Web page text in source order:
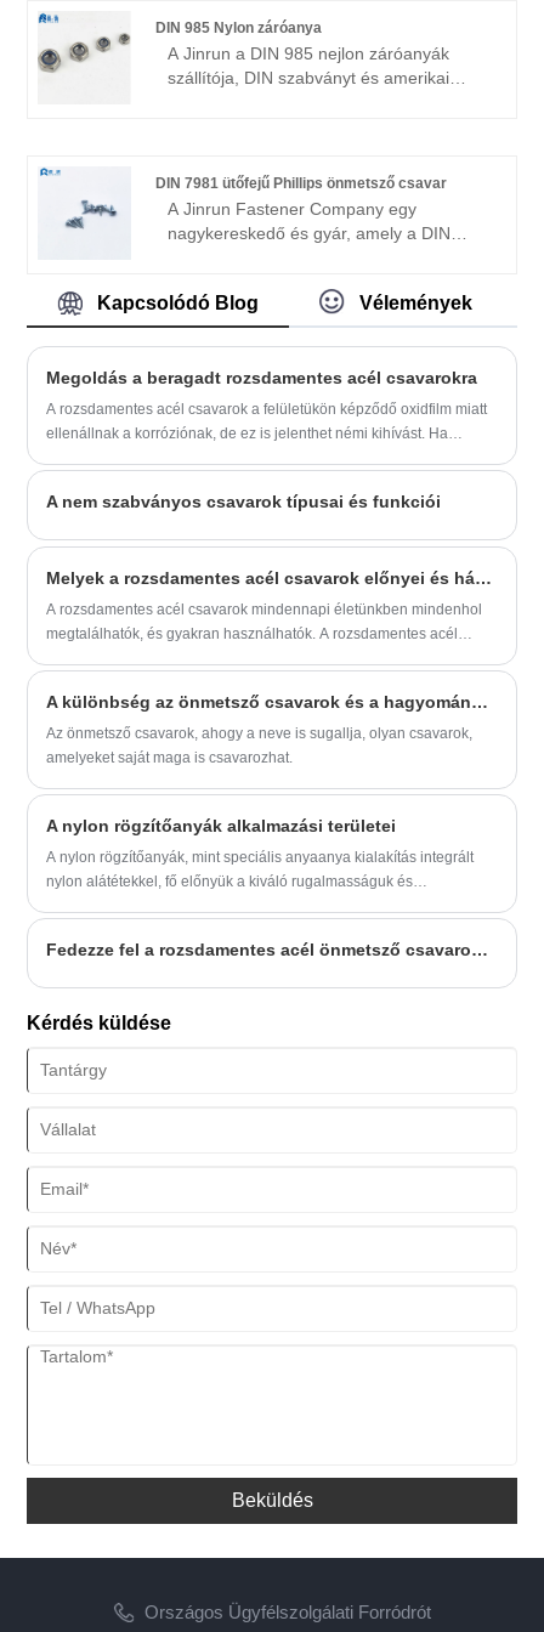
az ISO9001 gyártási és irányítási
minőségirányítási rendszerrel, hogy
biztosítsa hogy az egyes termékek
minősége és teljesítménye elérje a
országba és régióba is exportálják, és az
ügyfelek mélyen megbíznak és dicsérik
őket.
DIN 985 Nylon záróanya
A Jinrun a DIN 985 nejlon záróanyák
szállítója, DIN szabványt és amerikai
DIN 7981 ütőfejű Phillips önmetsző csavar
A Jinrun Fastener Company egy
nagykereskedő és gyár, amely a DIN
vállalat dinamikus szakembergárdával
rendelkezik, akik mindig elkötelezettek a
vevők kiváló minőség és megbízhatóság
iránti változó igényeire. Legyen szó
bonyolult terméktervezésről,
folyamatokról, a kivételes rögzítési
megoldásokra való töretlen
megoldások preferált szállítójává tesz
bennünket.
Kapcsolódó Blog Vélemények
Megoldás a beragadt rozsdamentes acél csavarokra
A rozsdamentes acél csavarok a felületükön képződő oxidfilm miatt
ellenállnak a korróziónak, de ez is jelenthet némi kihívást. Ha
helyzetben a következő megoldásokat próbálhatjuk ki:
A nem szabványos csavarok típusai és funkciói
Melyek a rozsdamentes acél csavarok előnyei és hátrányai?
A rozsdamentes acél csavarok mindennapi életünkben mindenhol
megtalálhatók, és gyakran használhatók. A rozsdamentes acél
A különbség az önmetsző csavarok és a hagyományos csavarok között
Az önmetsző csavarok, ahogy a neve is sugallja, olyan csavarok,
amelyeket saját maga is csavarozhat.
A nylon rögzítőanyák alkalmazási területei
A nylon rögzítőanyák, mint speciális anyaanya kialakítás integrált
nylon alátétekkel, fő előnyük a kiváló rugalmasságuk és
mérsékelt nyomást generál az érintkezési felületen, ami az anya Fedezze fel a rozsdamentes acél önmetsző csavarok jellemzőit
Kérdés küldése
Beküldés
Országos Ügyfélszolgálati Forródrót